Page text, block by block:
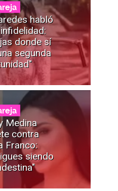
habló
donde sí
segunda
Medina
contra
Franco:
siendo